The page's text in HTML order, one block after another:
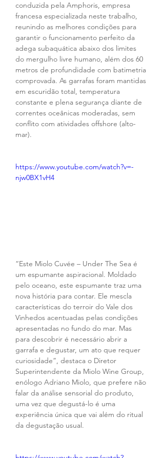
conduzida pela Amphoris, empresa
francesa especializada neste trabalho,
reunindo as melhores condições para
garantir o funcionamento perfeito da
adega subaquática abaixo dos limites
do mergulho livre humano, além dos 60
metros de profundidade com batimetria
comprovada. As garrafas foram mantidas
em escuridão total, temperatura
constante e plena segurança diante de
correntes oceânicas moderadas, sem
conflito com atividades offshore (alto-
mar).
https://www.youtube.com/watch?v=-
njw0BX1vH4
“Este Miolo Cuvée – Under The Sea é
um espumante aspiracional. Moldado
pelo oceano, este espumante traz uma
nova história para contar. Ele mescla
características do terroir do Vale dos
Vinhedos acentuadas pelas condições
apresentadas no fundo do mar. Mas
para descobrir é necessário abrir a
garrafa e degustar, um ato que requer
curiosidade”, destaca o Diretor
Superintendente da Miolo Wine Group,
enólogo Adriano Miolo, que prefere não
falar da análise sensorial do produto,
uma vez que degustá-lo é uma
experiência única que vai além do ritual
da degustação usual.